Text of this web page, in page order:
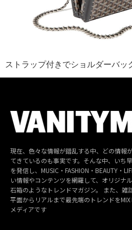
ストラップ付きでショルダーバッ
現在、色々な情報が錯乱する中、どの情報
てきているのも事実です。そんな中、いち
を発信し、MUSIC・FASHION・BEAUTY・
い情報やコンテンツを網羅して、オリジナ
石箱のようなトレンドマガジン。 また、雑
平面からリアルまで最先端のトレンドを
メディアです